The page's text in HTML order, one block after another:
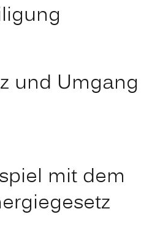
und Umgang
mit dem